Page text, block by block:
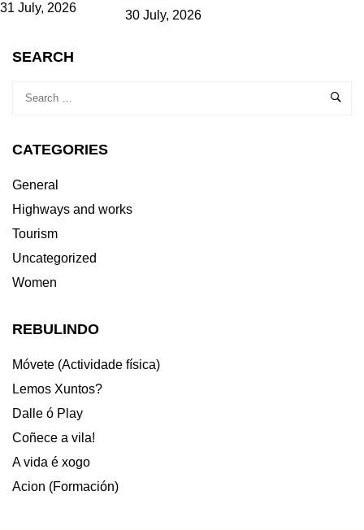
31 July, 2026
30 July, 2026
SEARCH
CATEGORIES
General
Highways and works
Tourism
Uncategorized
Women
REBULINDO
Móvete (Actividade física)
Lemos Xuntos?
Dalle ó Play
Coñece a vila!
A vida é xogo
Acion (Formación)